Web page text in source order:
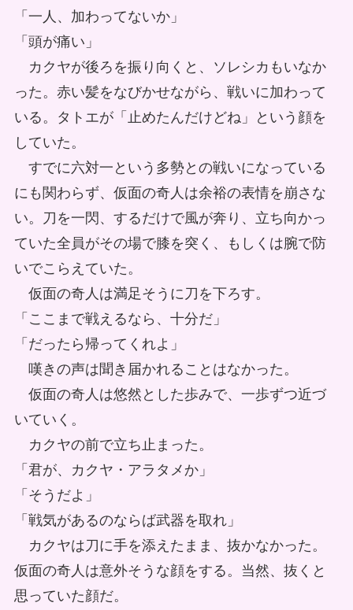
「一人、加わってないか」
「頭が痛い」
カクヤが後ろを振り向くと、ソレシカもいなか
った。赤い髪をなびかせながら、戦いに加わって
いる。タトエが「止めたんだけどね」という顔を
していた。
すでに六対一という多勢との戦いになっている
にも関わらず、仮面の奇人は余裕の表情を崩さな
い。刀を一閃、するだけで風が奔り、立ち向かっ
ていた全員がその場で膝を突く、もしくは腕で防
いでこらえていた。
仮面の奇人は満足そうに刀を下ろす。
「ここまで戦えるなら、十分だ」
「だったら帰ってくれよ」
嘆きの声は聞き届かれることはなかった。
仮面の奇人は悠然とした歩みで、一歩ずつ近づ
いていく。
カクヤの前で立ち止まった。
「君が、カクヤ・アラタメか」
「そうだよ」
「戦気があるのならば武器を取れ」
カクヤは刀に手を添えたまま、抜かなかった。
仮面の奇人は意外そうな顔をする。当然、抜くと
思っていた顔だ。